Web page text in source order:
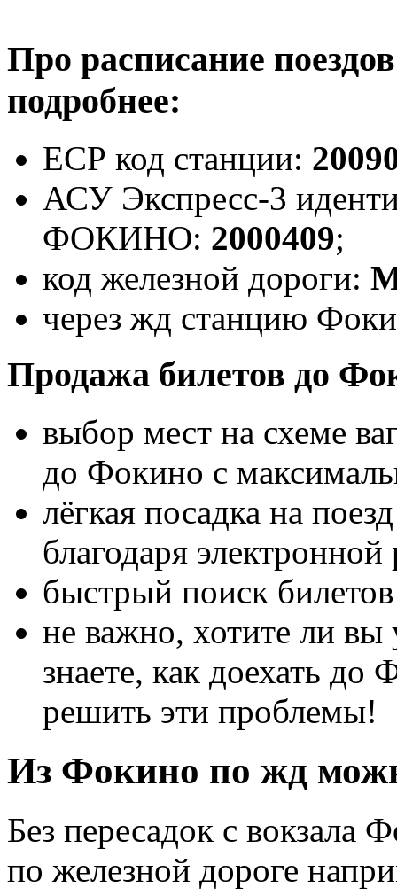
Про расписание
подробнее:
ЕСР код станции:
АСУ Экспресс-3
ФОКИНО: 2000409;
код железной дороги:
через жд станцию
Продажа билетов до
выбор мест на схеме
до Фокино с
лёгкая посадка на
благодаря
быстрый поиск
не важно, хотите ли
знаете, как доехать
решить эти проблемы!
Из Фокино по жд
Без пересадок с вокзала
по железной дороге